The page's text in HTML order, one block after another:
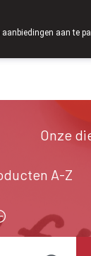
Onze
A-Z
aan te